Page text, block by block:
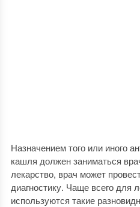
Назначением того или иного
кашля должен заниматься
лекарство, врач может
диагностику. Чаще всего для
используются такие